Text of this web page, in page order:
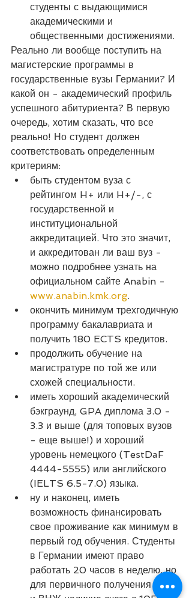
студенты с выдающимися
академическими и
общественными достижениями.
Реально ли вообще поступить на
магистерские программы в
государственные вузы Германии? И
какой он - академический профиль
успешного абитуриента? В первую
очередь, хотим сказать, что все
реально! Но студент должен
соответствовать определенным
критериям:
быть студентом вуза с
рейтингом H+ или H+/-, с
государственной и
институциональной
аккредитацией. Что это значит,
и аккредитован ли ваш вуз -
можно подробнее узнать на
официальном сайте Anabin -
www.anabin.kmk.org.
окончить минимум трехгодичную
программу бакалавриата и
получить 180 ECTS кредитов.
продолжить обучение на
магистратуре по той же или
схожей специальности.
иметь хороший академический
бэкграунд, GPA диплома 3.0 -
3.3 и выше (для топовых вузов
- еще выше!) и хороший
уровень немецкого (TestDaF
4444-5555) или английского
(IELTS 6.5-7.0) языка.
ну и наконец, иметь
возможность финансировать
свое проживание как минимум в
первый год обучения. Студенты
в Германии имеют право
работать 20 часов в неделю, но
для первичного получения визы